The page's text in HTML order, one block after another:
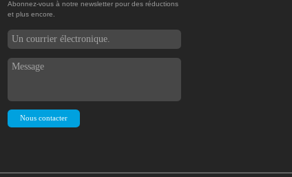
Abonnez-vous à notre newsletter pour des réductions
et plus encore.
Nous contacter